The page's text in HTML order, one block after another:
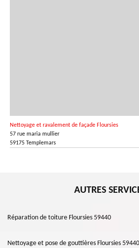
Nettoyage et ravalement de façade Floursies
57 rue maria mullier
59175 Templemars
AUTRES
Réparation de toiture Floursies 59440
Nettoyage et pose de gouttières Floursies 59440